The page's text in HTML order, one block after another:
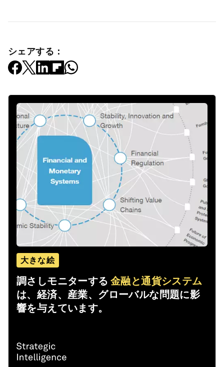
シェアする：
大きな絵
調さしモニターする 金融と通貨システム
は、経済、産業、グローバルな問題に影
響を与えています。